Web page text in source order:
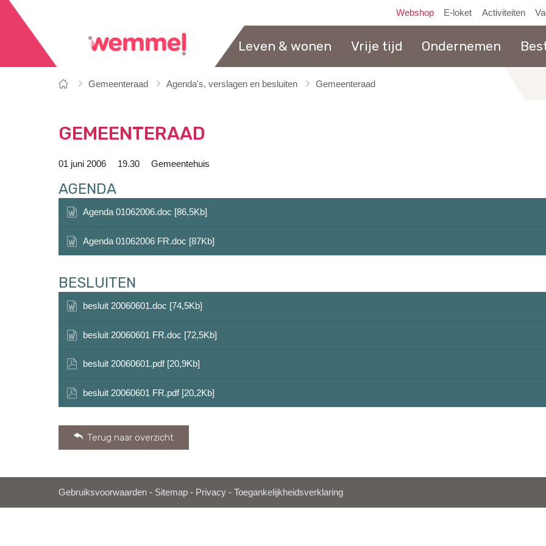
Webshop E-loket Activiteiten
Leven & wonen Vrije tijd Ondernemen
bent
Startpagina
Gemeenteraad Agenda's, verslagen en besluiten Gemeenteraad
GEMEENTERAAD
01 juni 2006 19.30 Gemeentehuis
AGENDA
Agenda 01062006.doc [86,5Kb]
Agenda 01062006 FR.doc [87Kb]
BESLUITEN
besluit 20060601.doc [74,5Kb]
besluit 20060601 FR.doc [72,5Kb]
besluit 20060601.pdf [20,9Kb]
besluit 20060601 FR.pdf [20,2Kb]
Terug naar overzicht
Gebruiksvoorwaarden - Sitemap - Privacy - Toegankelijkheidsverklaring